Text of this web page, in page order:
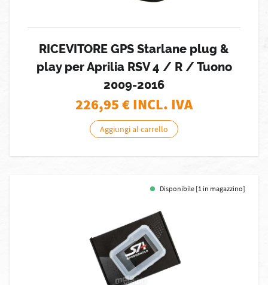
RICEVITORE GPS Starlane plug &
play per Aprilia RSV 4 / R / Tuono
2009-2016
226,95€ INCL. IVA
Aggiungi al carrello
Disponibile [1 in magazzino]